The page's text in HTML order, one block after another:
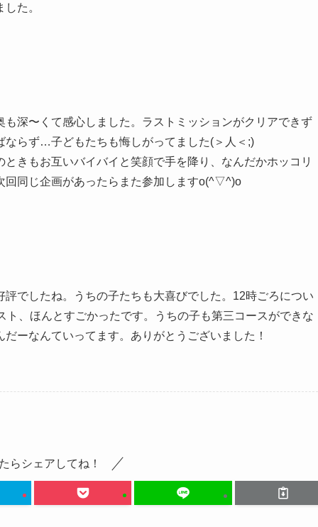
た。
深〜くて感心しました。ラストミッションがクリアできず
ならず…子どもたちも悔しがってました(＞人＜;)
きもお互いバイバイと笑顔で手を降り、なんだかホッコリ
回同じ企画があったらまた参加しますo(^▽^)o
でしたね。うちの子たちも大喜びでした。12時ごろについ
、ほんとすごかったです。うちの子も第三コースができな
ーなんていってます。ありがとうございました！
らシェアしてね！